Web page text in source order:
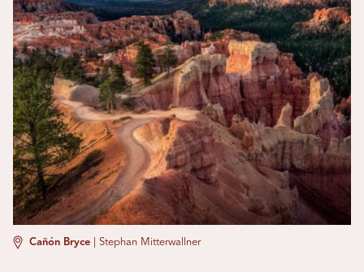
Cañón Bryce Stephan Mitterwallner